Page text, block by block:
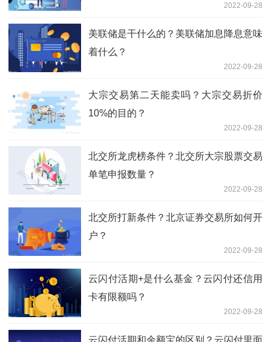
2022-09-28
美联储是干什么的？美联储加息降息意味
着什么？
2022-09-28
大宗交易第二天能卖吗？大宗交易折价
10%的目的？
2022-09-28
北交所龙虎榜条件？北交所大宗股票交易
单笔申报数量？
2022-09-28
北交所打新条件？北京证券交易所如何开
户？
2022-09-28
云闪付活期+是什么基金？云闪付还信用
卡有限额吗？
2022-09-28
云闪付活期和余额宝的区别？云闪付里面